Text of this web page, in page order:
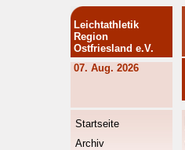
Leichtathletik
Region
Ostfriesland e.V.
07. Aug. 2026
Startseite
Archiv